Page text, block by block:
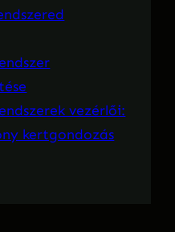
vezérlői:
kertgondozás